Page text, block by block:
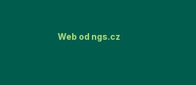
Web od ngs.cz